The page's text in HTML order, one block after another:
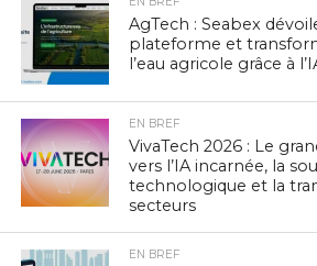
AgTech : Seabex
plateforme et
l’eau agricole grâce à
EN BREF
VivaTech 2026 : Le
vers l’IA incarnée, la
technologique et la
secteurs
EN BREF